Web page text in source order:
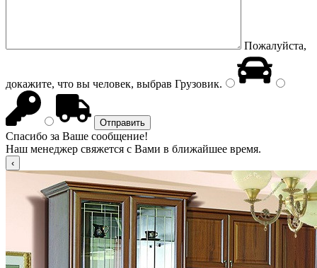
Пожалуйста,
докажите, что вы человек, выбрав Грузовик.
Спасибо за Ваше сообщение!
Наш менеджер свяжется с Вами в ближайшее время.